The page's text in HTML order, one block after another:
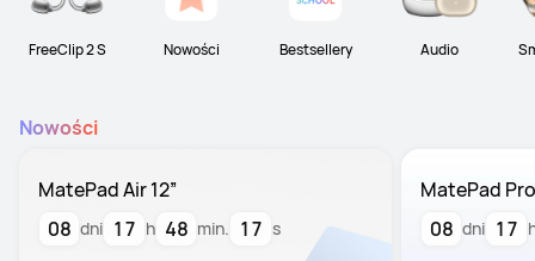
FreeClip 2 S Nowości Bestsellery Audio
Nowości
MatePad Air 12”
08 dni 17 h 48 min. 16 s
MatePad
08 dni 17